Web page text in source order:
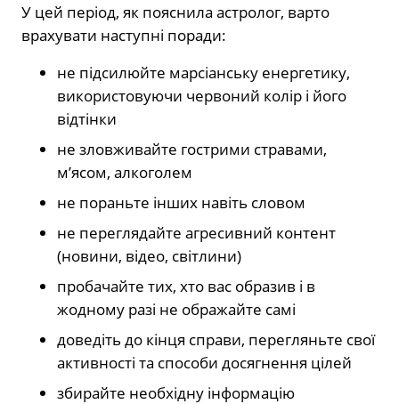
У цей період, як пояснила астролог, варто
врахувати наступні поради:
не підсилюйте марсіанську енергетику,
використовуючи червоний колір і його
відтінки
не зловживайте гострими стравами,
м’ясом, алкоголем
не пораньте інших навіть словом
не переглядайте агресивний контент
(новини, відео, світлини)
пробачайте тих, хто вас образив і в
жодному разі не ображайте самі
доведіть до кінця справи, перегляньте свої
активності та способи досягнення цілей
збирайте необхідну інформацію